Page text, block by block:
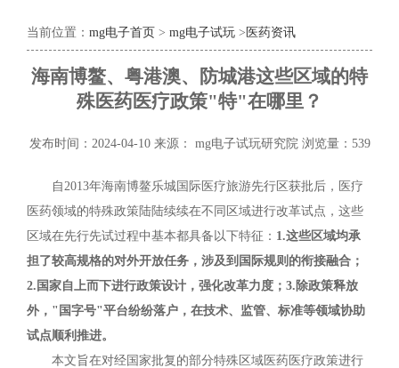
当前位置： mg电子首页 > mg电子试玩 > 医药资讯
海南博鳌、粤港澳、防城港这些区域的特
殊医药医疗政策"特"在哪里？
发布时间：2024-04-10 来源： mg电子试玩研究院 浏览量：539
自2013年海南博鳌乐城国际医疗旅游先行区获批后，医疗
医药领域的特殊政策陆陆续续在不同区域进行改革试点，这些
区域在先行先试过程中基本都具备以下特征： 1.这些区域均承
担了较高规格的对外开放任务，涉及到国际规则的衔接融合；
2.国家自上而下进行政策设计，强化改革力度；3.除政策释放
外，"国字号"平台纷纷落户，在技术、监管、标准等领域协助
试点顺利推进。
本文旨在对经国家批复的部分特殊区域医药医疗政策进行